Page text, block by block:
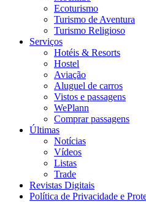
Ecoturismo
Turismo de Aventura
Turismo Religioso
Serviços
Hotéis & Resorts
Hostel
Aviação
Aluguel de carros
Vistos e passagens
WePlann
Comprar passagens
Últimas
Notícias
Vídeos
Listas
Trade
Revistas Digitais
Política de Privacidade e